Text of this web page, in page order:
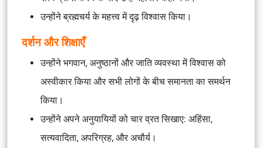
उन्होंने ब्रह्मचर्य के महत्त्व में दृढ़ विश्वास किया।
दर्शन और शिक्षाएँ
उन्होंने भगवान, अनुष्ठानों और जाति व्यवस्था में विश्वास को
अस्वीकार किया और सभी लोगों के बीच समानता का समर्थन
किया।
उन्होंने अपने अनुयायियों को चार व्रत सिखाए: अहिंसा,
सत्यवादिता, अपरिग्रह, और अचौर्य।